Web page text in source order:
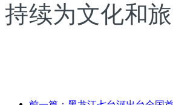
持续为文化和